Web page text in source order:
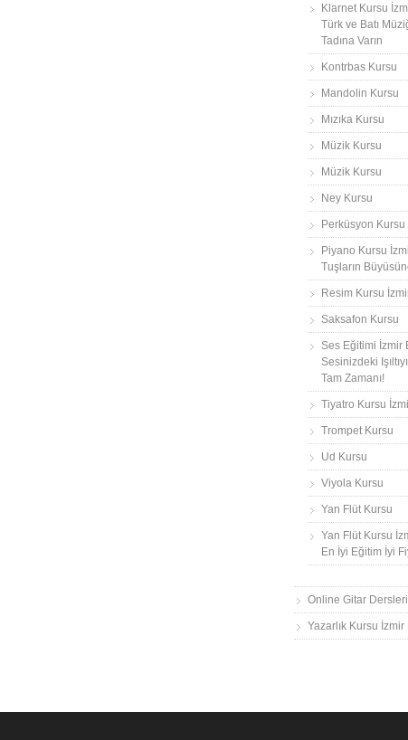
Klarnet Kursu
Türk ve Batı
Tadına Varın
Kontrbas Kursu
Mandolin Kursu
Mızıka Kursu
Müzik Kursu
Müzik Kursu
Ney Kursu
Perküsyon Kursu
Piyano Kursu
Tuşların
Resim Kursu
Saksafon Kursu
Ses Eğitimi İzmir
Sesinizdeki
Tam Zamanı!
Tiyatro Kursu
Trompet Kursu
Ud Kursu
Viyola Kursu
Yan Flüt Kursu
Yan Flüt Kursu
En İyi Eğitim İyi
Online Gitar Dersleri
Yazarlık Kursu